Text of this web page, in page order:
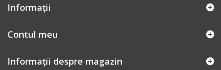
Informaţii
Contul meu
Informații despre magazin